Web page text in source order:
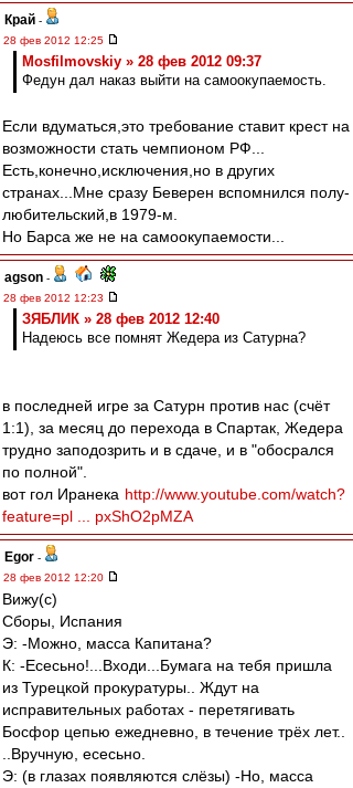
Край -
28 фев 2012 12:25
Mosfilmovskiy » 28 фев 2012 09:37
Федун дал наказ выйти на самоокупаемость.
Если вдуматься,это требование ставит крест на
возможности стать чемпионом РФ...
Есть,конечно,исключения,но в других
странах...Мне сразу Беверен вспомнился полу-
любительский,в 1979-м.
Но Барса же не на самоокупаемости...
agson -
28 фев 2012 12:23
ЗЯБЛИК » 28 фев 2012 12:40
Надеюсь все помнят Жедера из Сатурна?
в последней игре за Сатурн против нас (счёт
1:1), за месяц до перехода в Спартак, Жедера
трудно заподозрить и в сдаче, и в "обосрался
по полной".
вот гол Иранека http://www.youtube.com/watch?
feature=pl ... pxShO2pMZA
Egor -
28 фев 2012 12:20
Вижу(с)
Сборы, Испания
Э: -Можно, масса Капитана?
К: -Есесьно!...Входи...Бумага на тебя пришла
из Турецкой прокуратуры.. Ждут на
исправительных работах - перетягивать
Босфор цепью ежедневно, в течение трёх лет..
..Вручную, есесьно.
Э: (в глазах появляются слёзы) -Но, масса